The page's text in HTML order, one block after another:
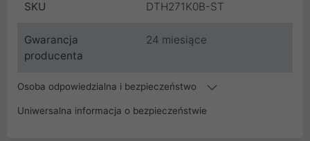
SKU DTH271K0B-ST
Gwarancja
producenta
24 miesiące
Osoba odpowiedzialna i bezpieczeństwo
Uniwersalna informacja o bezpieczeństwie